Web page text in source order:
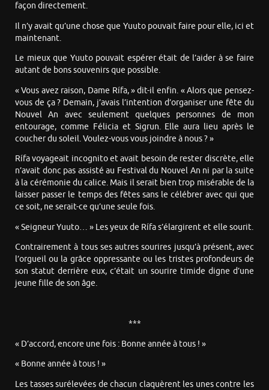
façon directement.
Il n’y avait qu’une chose que Yuuto pouvait faire pour elle, ici et
maintenant.
Le mieux que Yuuto pouvait espérer était de l’aider à se faire
autant de bons souvenirs que possible.
« Vous avez raison, Dame Rífa, » dit-il enfin. « Alors que pensez-
vous de ça ? Demain, j’avais l’intention d’organiser une fête du
Nouvel An avec seulement quelques personnes de mon
entourage, comme Félicia et Sigrun. Elle aura lieu après le
coucher du soleil. Voulez-vous vous joindre à nous ? »
Rífa voyageait incognito et avait besoin de rester discrète, elle
n’avait donc pas assisté au Festival du Nouvel An ni par la suite
à la cérémonie du calice. Mais il serait bien trop misérable de la
laisser passer le temps des fêtes sans le célébrer avec qui que
ce soit, ne serait-ce qu’une seule fois.
« Seigneur Yuuto… » Les yeux de Rífa s’élargirent et elle sourit.
Contrairement à tous ses autres sourires jusqu’à présent, avec
l’orgueil ou la grâce oppressante ou les tristes profondeurs de
son statut derrière eux, c’était un sourire timide digne d’une
jeune fille de son âge.
***
« D’accord, encore une fois : Bonne année à tous ! »
« Bonne année à tous ! »
Les tasses surélevées de chacun claquèrent les unes contre les